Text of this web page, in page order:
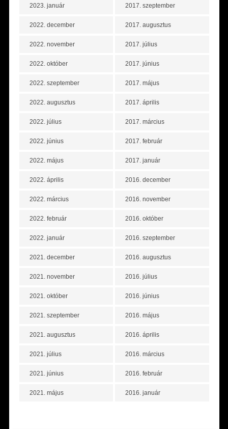
2023. január
2022. december
2022. november
2022. október
2022. szeptember
2022. augusztus
2022. július
2022. június
2022. május
2022. április
2022. március
2022. február
2022. január
2021. december
2021. november
2021. október
2021. szeptember
2021. augusztus
2021. július
2021. június
2021. május
2017. szeptember
2017. augusztus
2017. július
2017. június
2017. május
2017. április
2017. március
2017. február
2017. január
2016. december
2016. november
2016. október
2016. szeptember
2016. augusztus
2016. július
2016. június
2016. május
2016. április
2016. március
2016. február
2016. január